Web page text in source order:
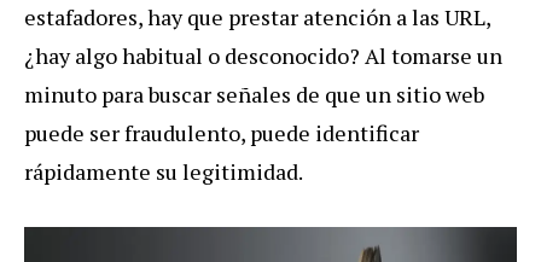
estafadores, hay que prestar atención a las URL,
¿hay algo habitual o desconocido? Al tomarse un
minuto para buscar señales de que un sitio web
puede ser fraudulento, puede identificar
rápidamente su legitimidad.